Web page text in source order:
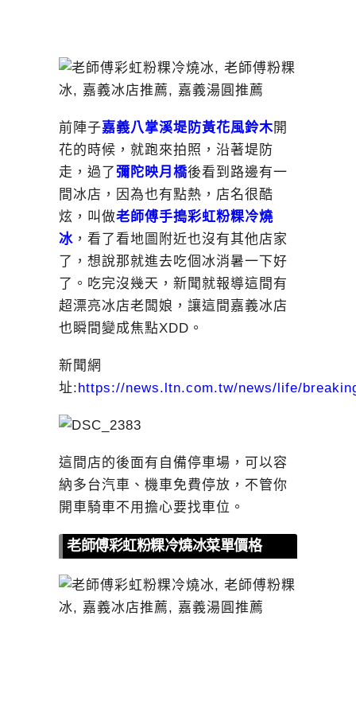
前陣子嘉義八掌溪堤防黃花風鈴木開
花的時候，就跑來拍照，沿著堤防
走，過了彌陀映月橋後看到路邊有一
間冰店，因為也有點熱，店名很酷
炫，叫做老師傅手搗彩虹粉粿冷燒
冰 ，看了看地圖附近也沒有其他店家
了，想說那就進去吃個冰消暑一下好
了。吃完沒幾天，新聞就報導這間有
超漂亮冰店老闆娘，讓這間嘉義冰店
也瞬間變成焦點XDD。
新聞網
址:https://news.ltn.com.tw/news/life/
這間店的後面有自備停車場，可以容
納多台汽車、機車免費停放，不管你
開車騎車不用擔心要找車位。
老師傅彩虹粉粿冷燒冰菜單價格